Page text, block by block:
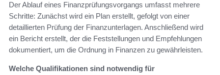
Der Ablauf eines Finanzprüfungsvorgangs umfasst mehrere
Schritte: Zunächst wird ein Plan erstellt, gefolgt von einer
detaillierten Prüfung der Finanzunterlagen. Anschließend wird
ein Bericht erstellt, der die Feststellungen und Empfehlungen
dokumentiert, um die Ordnung in Finanzen zu gewährleisten.
Welche Qualifikationen sind notwendig für